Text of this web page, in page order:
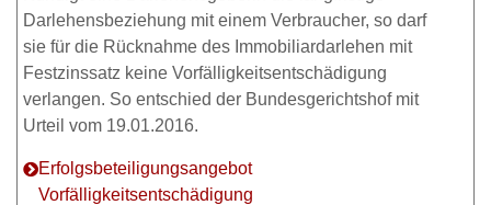
Darlehensbeziehung mit einem Verbraucher, so darf
sie für die Rücknahme des Immobiliardarlehen mit
Festzinssatz keine Vorfälligkeitsentschädigung
verlangen. So entschied der Bundesgerichtshof mit
Urteil vom 19.01.2016.
Erfolgsbeteiligungsangebot
Vorfälligkeitsentschädigung